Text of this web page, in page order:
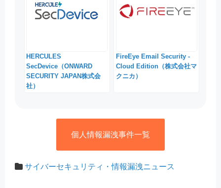
HERCULES
SecDevice（ONWARD
SECURITY JAPAN株式会
社）
FireEye Email Security -
Cloud Edition（株式会社マ
クニカ）
個人情報漏洩事件一覧
サイバーセキュリティ・情報漏洩ニュース